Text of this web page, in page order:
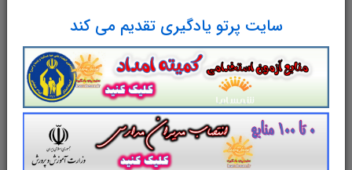
سایت پرتو یادگیری تقدیم می کند
سوالات و تست کتاب دانش فنیتخصصی
حسابداریشامل168تست در85صفحهبا پاسخ
تشریحیدر قالب فایلpdf. بهترین منبع برای
آزمون های استخدامی می باشد.جزوه سوالات
تستی کتاب دانش فنیتخصصیحسابداری